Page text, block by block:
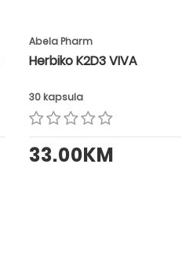
Abela Pharm
Herbiko K2D3 VIVA
30 kapsula
33.00KM